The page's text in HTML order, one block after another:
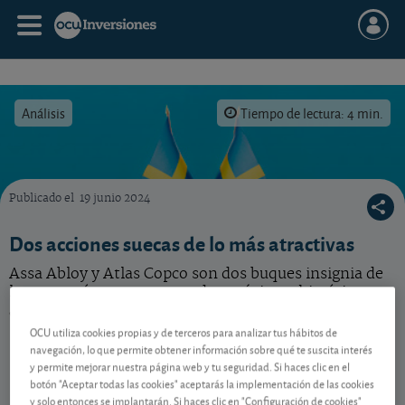
Análisis Tiempo de lectura: 4 min.
Publicado el 19 junio 2024
Dos acciones suecas de lo más atractivas
Assa Abloy y Atlas Copco son dos buques insignia de
la economía sueca que rondan máximos históricos
¿Aún estamos a tiempo de apostar por ellas?
Contenido reservado a SOCIOS
OCU utiliza cookies propias y de terceros para analizar tus hábitos de
navegación, lo que permite obtener información sobre qué te suscita interés
y permite mejorar nuestra página web y tu seguridad. Si haces clic en el
botón "Aceptar todas las cookies" aceptarás la implementación de las cookies
y solo entonces se implantarán. Si haces clic en "Configuración de cookies"